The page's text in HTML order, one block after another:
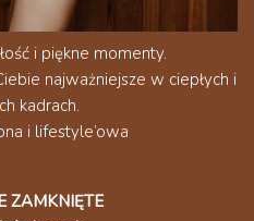
i piękne momenty.
najważniejsze w ciepłych i
kadrach.
i lifestyle’owa
ZAMKNIĘTE